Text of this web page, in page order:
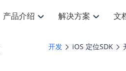
产品介绍
搜索定位
解决方案
提供LBS领域的Agent解决方案
文
JS
产品定价 产品
开发 iOS 定位SDK